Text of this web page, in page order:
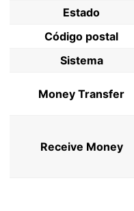
Estado
Código postal
Sistema
Money Transfer
Receive Money